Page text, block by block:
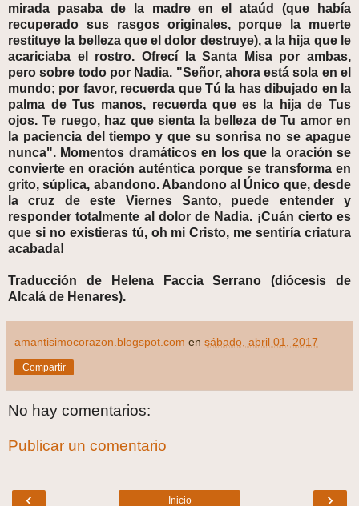
mirada pasaba de la madre en el ataúd (que había
recuperado sus rasgos originales, porque la muerte
restituye la belleza que el dolor destruye), a la hija que le
acariciaba el rostro. Ofrecí la Santa Misa por ambas,
pero sobre todo por Nadia. "Señor, ahora está sola en el
mundo; por favor, recuerda que Tú la has dibujado en la
palma de Tus manos, recuerda que es la hija de Tus
ojos. Te ruego, haz que sienta la belleza de Tu amor en
la paciencia del tiempo y que su sonrisa no se apague
nunca". Momentos dramáticos en los que la oración se
convierte en oración auténtica porque se transforma en
grito, súplica, abandono. Abandono al Único que, desde
la cruz de este Viernes Santo, puede entender y
responder totalmente al dolor de Nadia. ¡Cuán cierto es
que si no existieras tú, oh mi Cristo, me sentiría criatura
acabada!
Traducción de Helena Faccia Serrano (diócesis de
Alcalá de Henares).
amantisimocorazon.blogspot.com en sábado, abril 01, 2017
Compartir
No hay comentarios:
Publicar un comentario
‹ ›
Inicio